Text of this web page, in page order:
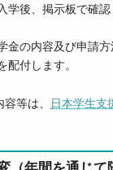
学後、掲示板で確認
金の内容及び申請
配付します。
等は、 日本学生支